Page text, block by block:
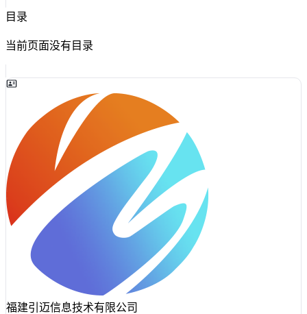
目录
当前页面没有目录
福建引迈信息技术有限公司